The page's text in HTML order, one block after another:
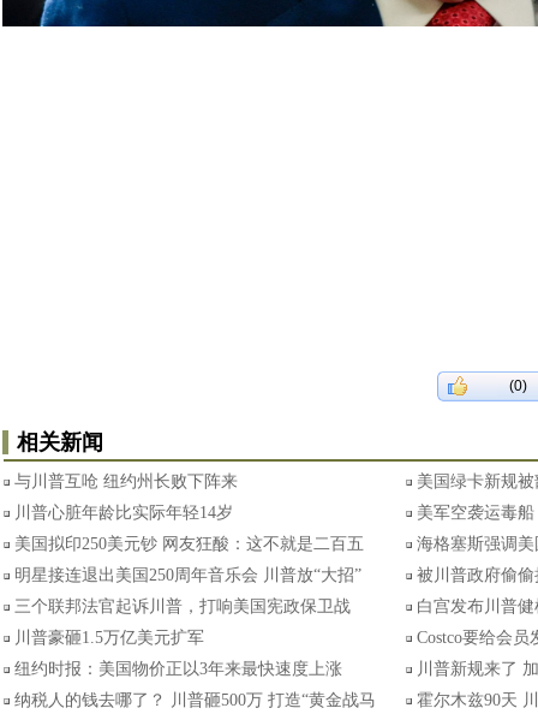
(0)
相关新闻
与川普互呛 纽约州长败下阵来
美国绿卡新规
川普心脏年龄比实际年轻14岁
美军空袭运毒
美国拟印250美元钞 网友狂酸：这不就是二百五
海格塞斯强调美
明星接连退出美国250周年音乐会 川普放“大招”
被川普政府偷
三个联邦法官起诉川普，打响美国宪政保卫战
白宫发布川普
川普豪砸1.5万亿美元扩军
Costco要给会
纽约时报：美国物价正以3年来最快速度上涨
川普新规来了
纳税人的钱去哪了？ 川普砸500万 打造“黄金战马
霍尔木兹90天